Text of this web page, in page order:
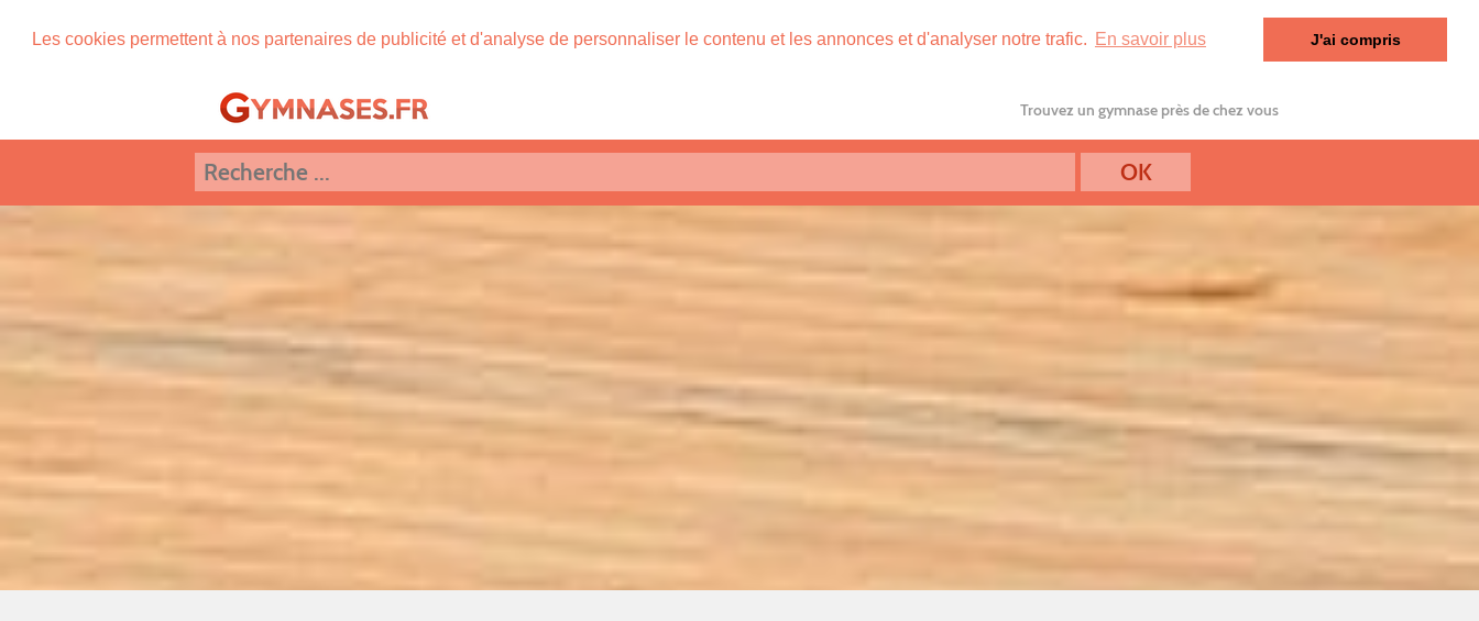
Les cookies permettent à nos partenaires de publicité et d'analyse de personnaliser le contenu et les annonces et d'analyser notre trafic. En savoir plus J'ai compris
Trouvez un gymnase près de chez vous